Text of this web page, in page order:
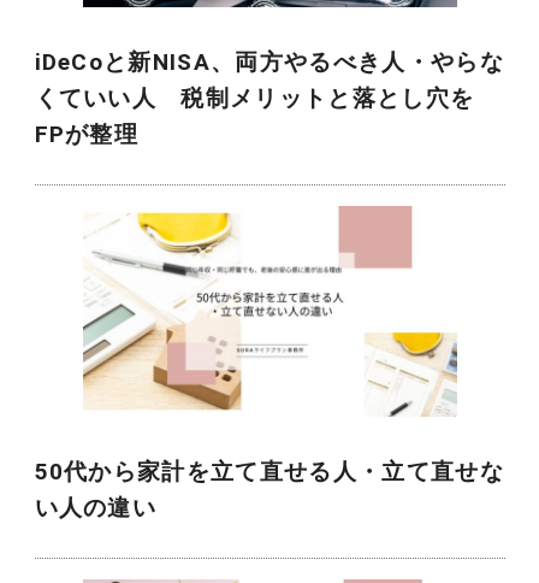
iDeCoと新NISA、両方やるべき人・やらな
くていい人 税制メリットと落とし穴を
FPが整理
50代から家計を立て直せる人・立て直せな
い人の違い